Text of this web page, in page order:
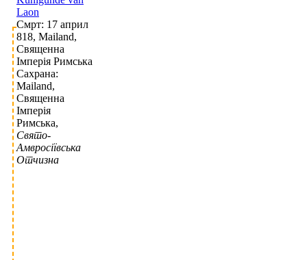
Laon
Смрт: 17 април
818, Mailand,
Священна
Імперія Римська
Сахрана:
Mailand,
Священна
Імперія
Римська,
Свято-
Амвросіївська
Отчизна